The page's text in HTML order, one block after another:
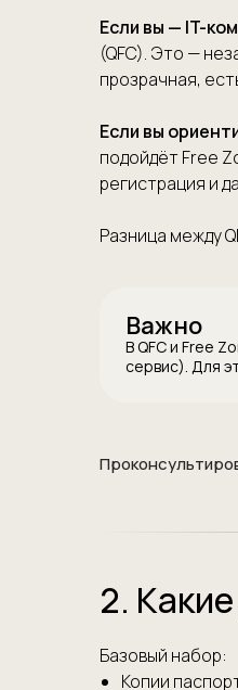
Если вы — IT-
(QFC). Это —
прозрачная,
Если вы
подойдёт Free
регистрация и
Разница между
Важно
В QFC и Free
сервис). Для
2.
Базовый набор:
Копии